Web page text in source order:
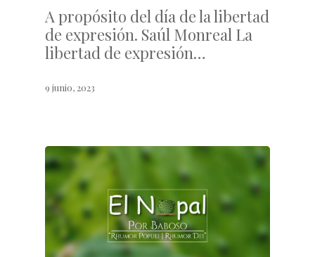
A propósito del día de la libertad
de expresión. Saúl Monreal La
libertad de expresión…
9 junio, 2023